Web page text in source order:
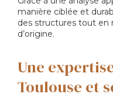
manière ciblée et
des structures tout en
d’origine.
Une
Toulouse et